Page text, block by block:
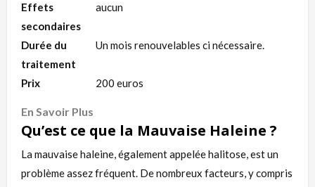
Effets
secondaires
aucun
Durée du
traitement
Un mois renouvelables ci nécessaire.
Prix 200 euros
En Savoir Plus
Qu’est ce que la Mauvaise Haleine ?
La mauvaise haleine, également appelée halitose, est un
problème assez fréquent. De nombreux facteurs, y compris